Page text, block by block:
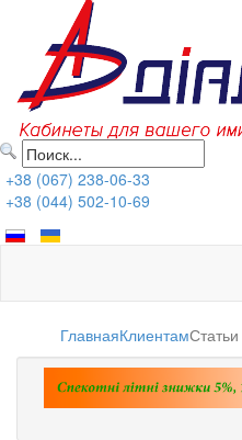
+38 (067) 238-06-33
+38 (044) 502-10-69
ГлавнаяКлиентамСтатьи